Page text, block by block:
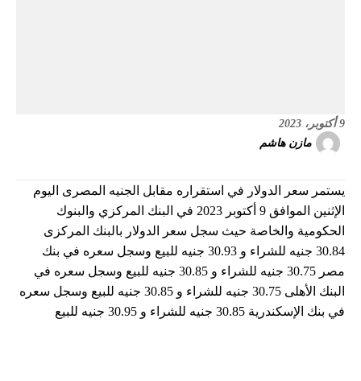
9 أكتوبر، 2023
مازن هاشم
يستمر سعر الدولار في استقراره مقابل الجنيه المصرى اليوم
الإثنين الموافق 9 أكتوبر 2023 في البنك المركزي والبنوك
الحكومية والخاصة حيث سجل سعر الدولار بالبنك المركزى
30.84 جنيه للشراء و 30.93 جنيه للبيع وسجل سعره في بنك
مصر 30.75 جنيه للشراء و 30.85 جنيه للبيع وسجل سعره في
البنك الأهلى 30.75 جنيه للشراء و 30.85 جنيه للبيع وسجل سعره
في بنك الإسكندرية 30.85 جنيه للشراء و 30.95 جنيه للبيع